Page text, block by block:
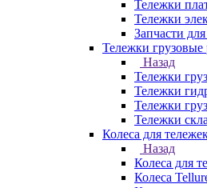
Тележки
Тележки
Запчасти
Тележки
Назад
Тележки
Тележки
Тележки
Тележки
Колеса для
Назад
Колеса для
Колеса